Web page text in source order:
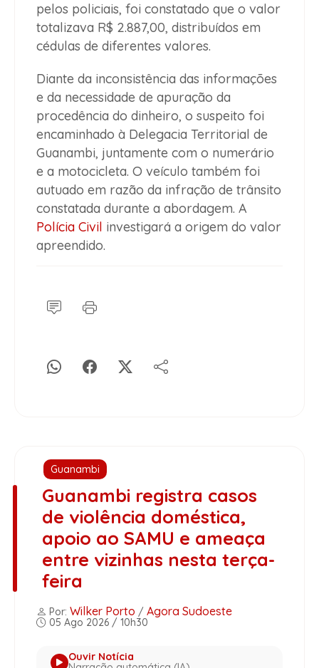
pelos policiais, foi constatado que o valor
totalizava R$ 2.887,00, distribuídos em
cédulas de diferentes valores.
Diante da inconsistência das informações
e da necessidade de apuração da
procedência do dinheiro, o suspeito foi
encaminhado à Delegacia Territorial de
Guanambi, juntamente com o numerário
e a motocicleta. O veículo também foi
autuado em razão da infração de trânsito
constatada durante a abordagem. A
Polícia Civil investigará a origem do valor
apreendido.
Guanambi
Guanambi registra casos
de violência doméstica,
apoio ao SAMU e ameaça
entre vizinhas nesta terça-
feira
Por: Wilker Porto / Agora Sudoeste
05 Ago 2026 / 10h30
Ouvir Notícia